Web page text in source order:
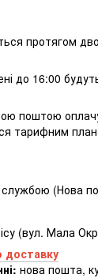
протягом
до 16:00
поштою
тарифним
(Нова
(вул. Мала
доставку
нова пошта,